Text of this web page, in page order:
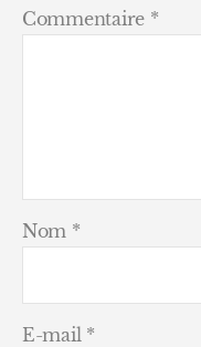
Commentaire *
Nom *
E-mail *